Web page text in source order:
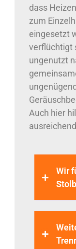
dass
zum
eingesetzt
verflüchtigt
ungenutzt
Auch hier
Wir